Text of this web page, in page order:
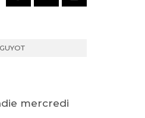
mercredi